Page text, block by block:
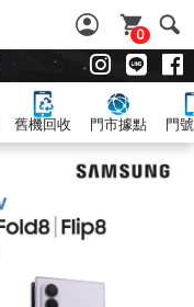
0
舊機回收 門市據點 門